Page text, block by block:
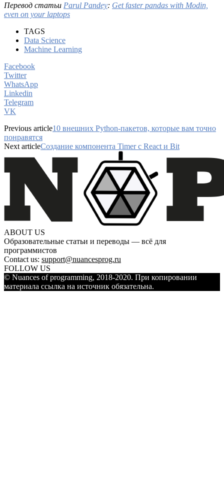
Перевод статьи Parul Pandey: Get faster pandas with Modin,
even on your laptops
TAGS
Data Science
Machine Learning
Facebook
Twitter
WhatsApp
Linkedin
Telegram
VK
Previous article10 внешних Python-пакетов, которые вам точно
понравятся
Next articleСоздание компонента Timer с React и Bit
ABOUT US
Образовательные статьи и переводы — всё для
программистов
Contact us: support@nuancesprog.ru
FOLLOW US
© Nuances of programming, 2018-2020. При копировании
материала ссылка на источник обязательна.